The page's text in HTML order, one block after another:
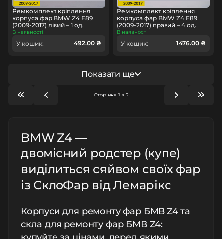
Ремкомплект кріплення
корпуса фар BMW Z4 E89
(2009-2017) лівий – 1 од.
В наявності
У кошик: 492.00 ₴
Ремкомплект кріплення
корпуса фар BMW Z4 E89
(2009-2017) правий – 4 од.
В наявності
У кошик: 1476.00 ₴
Показати ще
Сторінка 1 з 2
BMW Z4 —
двомісний родстер (купе)
виділиться сяйвом своїх фар
із СклоФар від Лемарікс
Корпуси для ремонту фар БМВ Z4 та
скла для ремонту фар БМВ Z4:
купуйте за цінами, перед якими